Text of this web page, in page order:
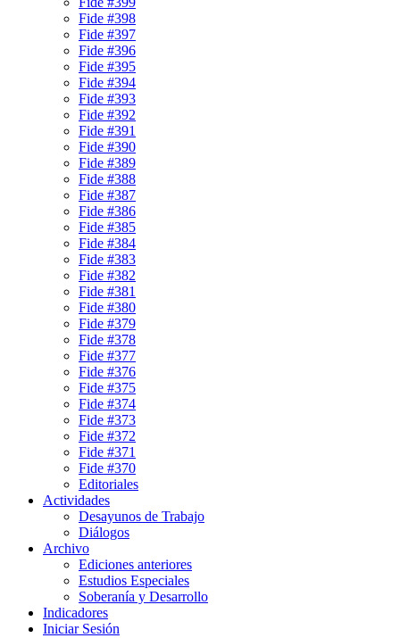
Fide #398
Fide #397
Fide #396
Fide #395
Fide #394
Fide #393
Fide #392
Fide #391
Fide #390
Fide #389
Fide #388
Fide #387
Fide #386
Fide #385
Fide #384
Fide #383
Fide #382
Fide #381
Fide #380
Fide #379
Fide #378
Fide #377
Fide #376
Fide #375
Fide #374
Fide #373
Fide #372
Fide #371
Fide #370
Editoriales
Actividades
Desayunos de Trabajo
Diálogos
Archivo
Ediciones anteriores
Estudios Especiales
Soberanía y Desarrollo
Indicadores
Iniciar Sesión